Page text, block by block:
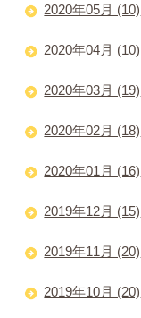
2020年05月 (10)
2020年04月 (10)
2020年03月 (19)
2020年02月 (18)
2020年01月 (16)
2019年12月 (15)
2019年11月 (20)
2019年10月 (20)